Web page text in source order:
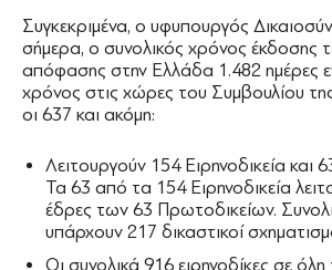
Συγκεκριμένα, ο υφυπουργός
σήμερα, ο συνολικός χρόνος έκδοσης
απόφασης στην Ελλάδα 1.482 ημέρες
χρόνος στις χώρες του Συμβουλίου
οι 637 και ακόμη:
Λειτουργούν 154 Ειρηνοδικεία και
Τα 63 από τα 154 Ειρηνοδικεία
έδρες των 63 Πρωτοδικείων.
υπάρχουν 217 δικαστικοί
Οι συνολικά 916 ειρηνοδίκες σε